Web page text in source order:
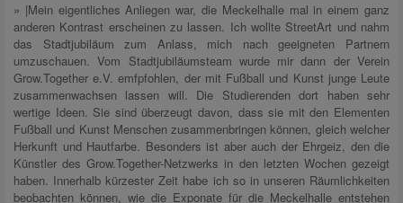
» |Mein eigentliches Anliegen war, die Meckelhalle mal in einem ganz
anderen Kontrast erscheinen zu lassen. Ich wollte StreetArt und nahm
das Stadtjubiläum zum Anlass, mich nach geeigneten Partnern
umzuschauen. Vom Stadtjubiläumsteam wurde mir dann der Verein
Grow.Together e.V. emfpfohlen, der mit Fußball und Kunst junge Leute
zusammenwachsen lassen will. Die Studierenden dort haben sehr
wertige Ideen. Sie sind überzeugt davon, dass sie mit den Elementen
Fußball und Kunst Menschen zusammenbringen können, gleich welcher
Herkunft und Hautfarbe. Besonders ist aber auch der Ehrgeiz, den die
Künstler des Grow.Together-Netzwerks in den letzten Wochen gezeigt
haben. Innerhalb kürzester Zeit habe ich so in unseren Räumlichkeiten
beobachten können, wie die Exponate für die Meckelhalle entstehen